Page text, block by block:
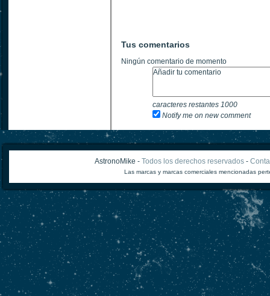
Tus comentarios
Ningún comentario de momento
caracteres restantes 1000
Notify me on new comment
AstronoMike - Todos los derechos reservados-
Las marcas y marcas comerciales mencionadas